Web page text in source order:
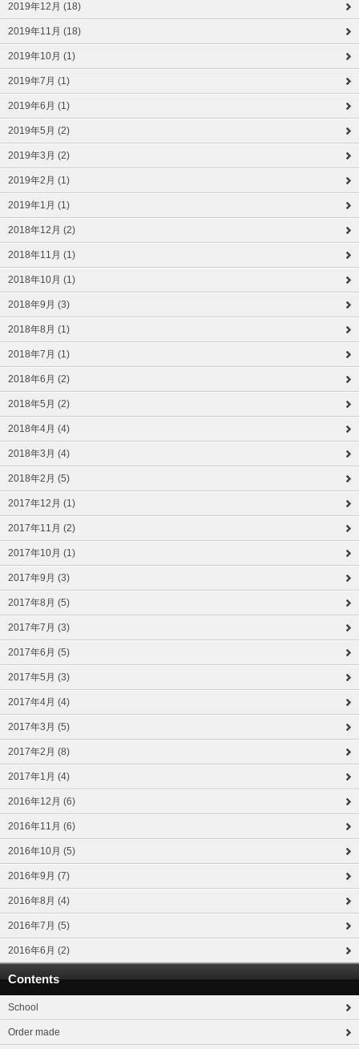
2019年12月 (18)
2019年11月 (18)
2019年10月 (1)
2019年7月 (1)
2019年6月 (1)
2019年5月 (2)
2019年3月 (2)
2019年2月 (1)
2019年1月 (1)
2018年12月 (2)
2018年11月 (1)
2018年10月 (1)
2018年9月 (3)
2018年8月 (1)
2018年7月 (1)
2018年6月 (2)
2018年5月 (2)
2018年4月 (4)
2018年3月 (4)
2018年2月 (5)
2017年12月 (1)
2017年11月 (2)
2017年10月 (1)
2017年9月 (3)
2017年8月 (5)
2017年7月 (3)
2017年6月 (5)
2017年5月 (3)
2017年4月 (4)
2017年3月 (5)
2017年2月 (8)
2017年1月 (4)
2016年12月 (6)
2016年11月 (6)
2016年10月 (5)
2016年9月 (7)
2016年8月 (4)
2016年7月 (5)
2016年6月 (2)
Contents
School
Order made